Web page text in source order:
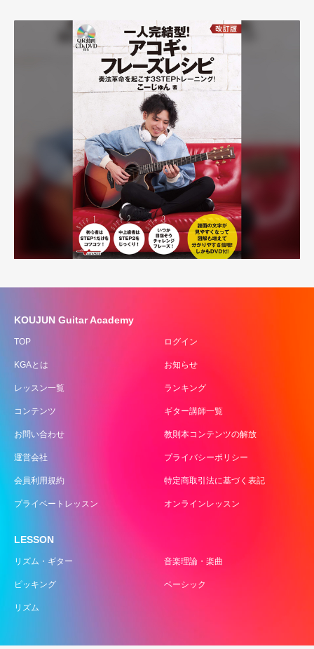
KOUJUN Guitar Academy
TOP ログイン
KGAとは お知らせ
レッスン一覧 ランキング
コンテンツ ギター講師一覧
お問い合わせ 教則本コンテンツの解放
運営会社 プライバシーポリシー
会員利用規約 特定商取引法に基づく表記
プライベートレッスン オンラインレッスン
LESSON
リズム・ギター 音楽理論・楽曲
ピッキング ベーシック
リズム